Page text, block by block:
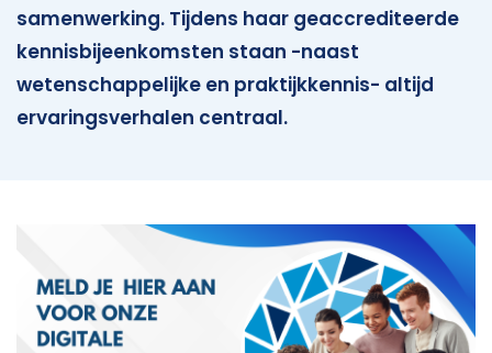
samenwerking. Tijdens haar geaccrediteerde
kennisbijeenkomsten staan -naast
wetenschappelijke en praktijkkennis- altijd
ervaringsverhalen centraal.